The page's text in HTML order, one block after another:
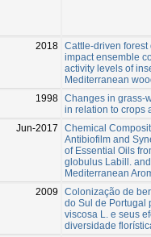
2018 Cattle-driven forest
impact ensemble
activity levels of
Mediterranean
1998 Changes in grass-
in relation to crops
Jun-2017
Chemical
Antibiofilm and
of Essential Oils
globulus Labill.
Mediterranean
2009
Colonização de
do Sul de Portugal
viscosa L. e seus
diversidade